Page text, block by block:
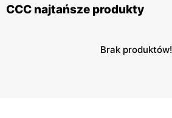
CCC najtańsze produkty
Brak produktów!